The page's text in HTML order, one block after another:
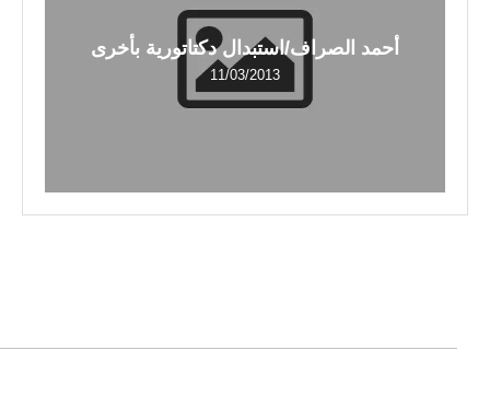
أحمد الصراف/استبدال دكتاتورية بأخرى
11/03/2013